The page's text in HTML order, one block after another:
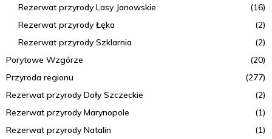
Rezerwat przyrody Lasy Janowskie
(16)
Rezerwat przyrody Łęka
(2)
Rezerwat przyrody Szklarnia
(2)
Porytowe Wzgórze
(20)
Przyroda regionu
(277)
Rezerwat przyrody Doły Szczeckie
(2)
Rezerwat przyrody Marynopole
(1)
Rezerwat przyrody Natalin
(1)